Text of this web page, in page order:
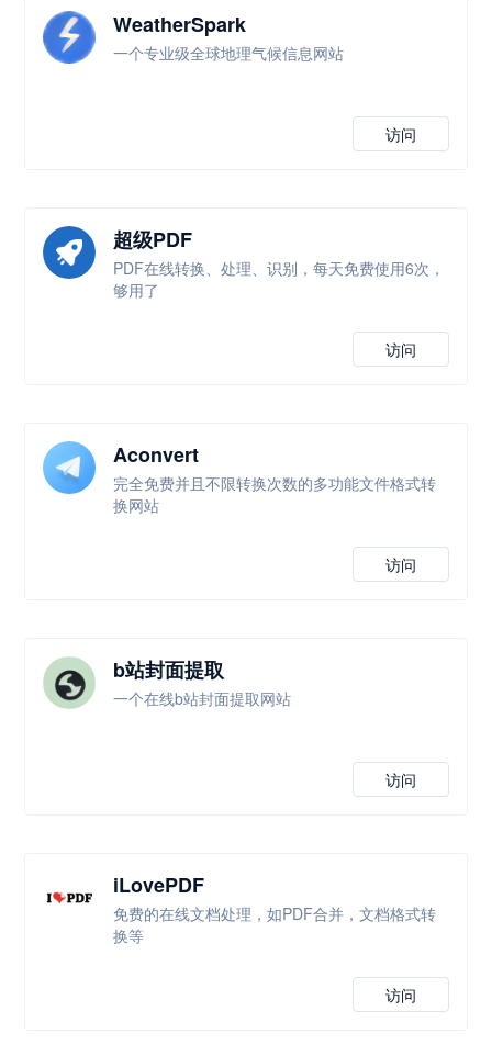
WeatherSpark
一个专业级全球地理气候信息网站
访问
超级PDF
PDF在线转换、处理、识别，每天免费使用6次，
够用了
访问
Aconvert
完全免费并且不限转换次数的多功能文件格式转
换网站
访问
b站封面提取
一个在线b站封面提取网站
访问
iLovePDF
免费的在线文档处理，如PDF合并，文档格式转
换等
访问